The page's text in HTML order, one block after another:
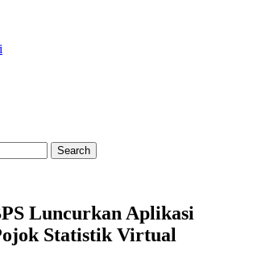
Luncurkan Aplikasi
Statistik Virtual